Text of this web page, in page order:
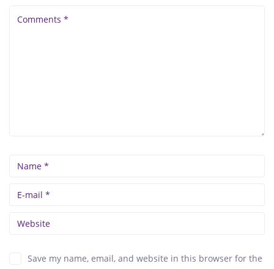
Save my name, email, and website in this browser for the